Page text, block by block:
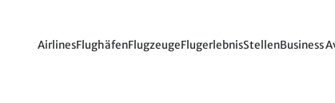
AirlinesFlughäfenFlugzeugeFlugerlebnisStellenBusiness